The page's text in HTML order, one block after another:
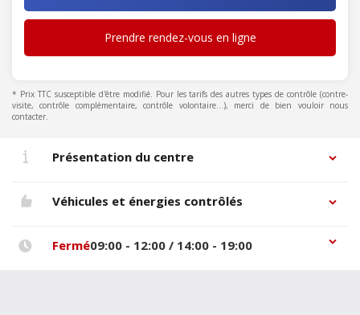
Prendre rendez-vous en ligne
* Prix TTC susceptible d'être modifié. Pour les tarifs des autres types de contrôle (contre-
visite, contrôle complémentaire, contrôle volontaire...), merci de bien vouloir nous
contacter.
Présentation du centre
Véhicules et énergies contrôlés
Fermé09:00 - 12:00 / 14:00 - 19:00